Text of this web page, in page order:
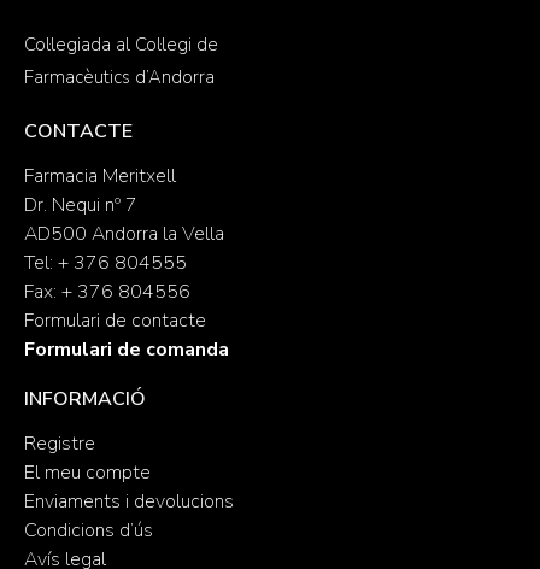
Col·legiada al Col·legi de
Farmacèutics d’Andorra
CONTACTE
Farmacia Meritxell
Dr. Nequi nº 7
AD500 Andorra la Vella
Tel: + 376 804555
Fax: + 376 804556
Formulari de contacte
Formulari de comanda
INFORMACIÓ
Registre
El meu compte
Enviaments i devolucions
Condicions d’ús
Avís legal